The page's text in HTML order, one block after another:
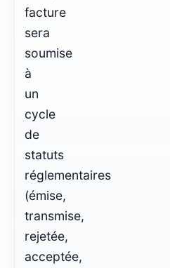
facture
sera
soumise
à
un
cycle
de
statuts
réglementaires
(émise,
transmise,
rejetée,
acceptée,